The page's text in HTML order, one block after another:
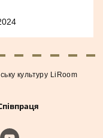
культуру LiRoom